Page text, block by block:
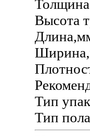
Высота
Тип
Тип